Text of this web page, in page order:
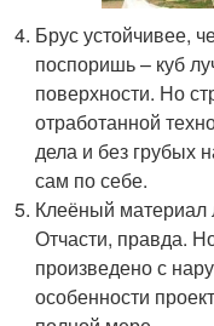
Брус устойчивее,
поспоришь – куб
поверхности. Но
отработанной
дела и без грубых
сам по себе.
Клеёный
Отчасти, правда.
произведено с
особенности